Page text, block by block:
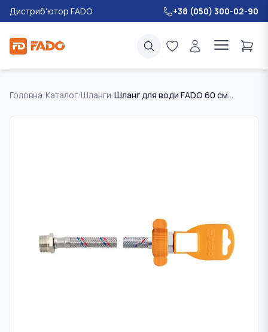
Дистриб'ютор FADO +38 (050) 300-02-90
Головна/Каталог/Шланги/ Шланг для води FADO 60 см 1/2" ЗВ